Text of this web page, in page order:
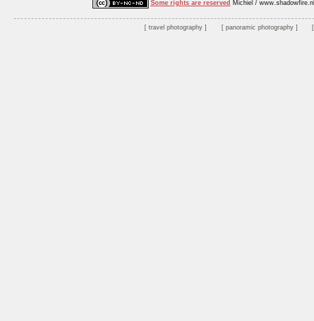
Some rights are reserved Michiel / www.shadowfire.nl
travel photography panoramic photography